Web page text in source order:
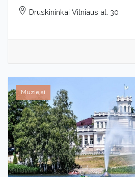
Druskininkai Vilniaus al. 30
Muziejai